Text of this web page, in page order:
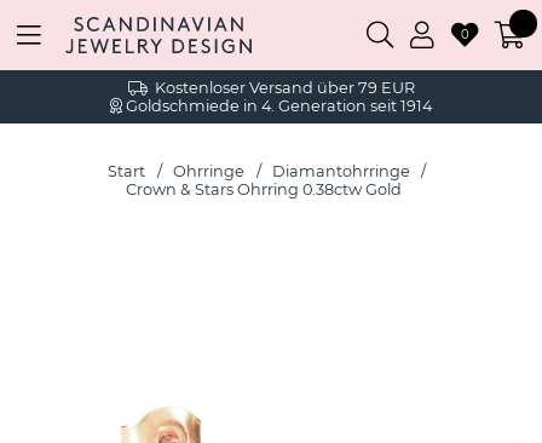
Kostenloser Versand über 79 EUR
Goldschmiede in 4. Generation seit 1914
0
Start Ohrringe
Diamantohrringe
Crown & Stars Ohrring 0.38ctw Gold